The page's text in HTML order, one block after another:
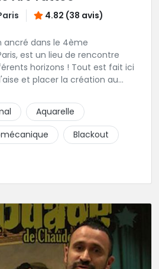
4.82 (38 avis)
ancré dans le 4ème
est un lieu de rencontre
horizons ! Tout est fait ici
et placer la création au
Aquarelle
Blackout